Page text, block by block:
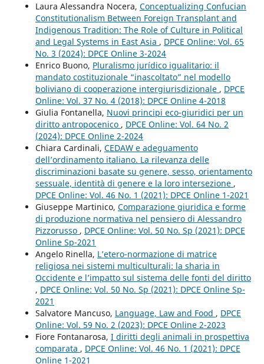
Laura Alessandra Nocera, Conceptualizing Confucian
Constitutionalism Between Foreign Transplant and
Indigenous Tradition: The Role of Culture in Political
and Legal Systems in East Asia , DPCE Online: Vol. 65
No. 3 (2024): DPCE Online 3-2024
Enrico Buono, Pluralismo jurídico igualitario: il
mandato costituzionale “inascoltato” nel modello
boliviano di cooperazione intergiurisdizionale , DPCE
Online: Vol. 37 No. 4 (2018): DPCE Online 4-2018
Giulia Fontanella, Nuovi principi eco-giuridici per un
diritto antropocenico , DPCE Online: Vol. 64 No. 2
(2024): DPCE Online 2-2024
Chiara Cardinali, CEDAW e adeguamento
dell’ordinamento italiano. La rilevanza delle
discriminazioni basate su genere, sesso, orientamento
sessuale, identità di genere e la loro intersezione ,
DPCE Online: Vol. 46 No. 1 (2021): DPCE Online 1-2021
Giuseppe Martinico, Comparazione giuridica e forme
di produzione normativa nel pensiero di Alessandro
Pizzorusso , DPCE Online: Vol. 50 No. Sp (2021): DPCE
Online Sp-2021
Angelo Rinella, L’etero-normazione di matrice
religiosa nei sistemi multiculturali: la sharia in
Occidente e l’impatto sul sistema delle fonti del diritto
, DPCE Online: Vol. 50 No. Sp (2021): DPCE Online Sp-
2021
Salvatore Mancuso, Language, Law and Food , DPCE
Online: Vol. 59 No. 2 (2023): DPCE Online 2-2023
Fiore Fontanarosa, I diritti degli animali in prospettiva
comparata , DPCE Online: Vol. 46 No. 1 (2021): DPCE
Online 1-2021